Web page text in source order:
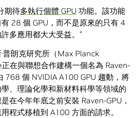
期待多執行個體 GPU 功能。該功能
28 個 GPU，而不是原來的只有 4
多應用都大大受益。”
普朗克研究所（Max Planck
在與聯想合作建構一個名為 Raven-
768 個 NVIDIA A100 GPU 趨動，將
、理論化學和新材料科學等領域的
在今年年底之前安裝 Raven-GPU，
程式移植到 A100 方面的請求。